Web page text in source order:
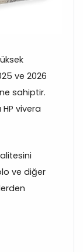
ve 2026
sahiptir.
vivera
ve diğer